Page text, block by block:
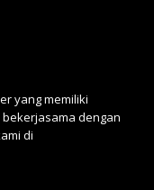
yang memiliki
dengan
di